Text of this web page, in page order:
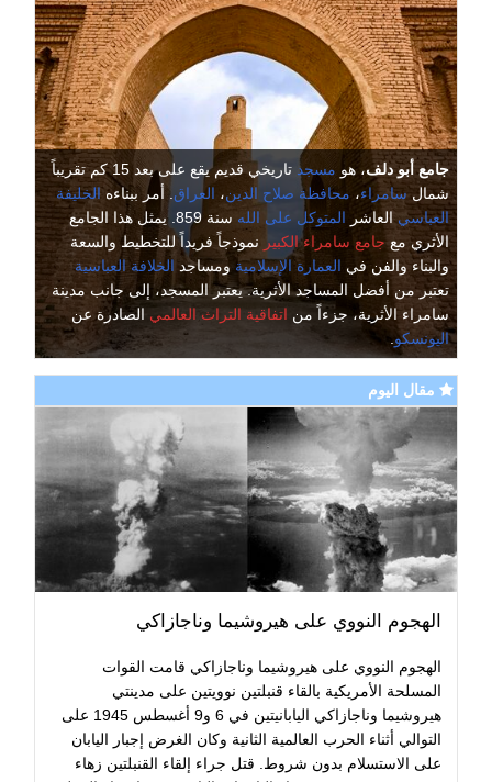
جامع أبو دلف، هو مسجد
تاريخي قديم يقع على بعد 15 كم تقريباً
شمالسامراء، محافظة صلاح الدين، العراق . أمر ببناءهالخليفة
العباسيالعاشر المتوكل على الله
سنة 859. يمثل هذا الجامع
الأثري مع جامع سامراء الكبير نموذجاً فريداً للتخطيط والسعة
والبناء والفن في العمارة الإسلامية ومساجد الخلافة العباسية
تعتبر من أفضل المساجد الأثرية. يعتبر المسجد، إلى جانب مدينة
سامراء الأثرية، جزءاً من اتفاقية التراث العالمي الصادرة عن
اليونسكو.
مقال اليوم
الهجوم النووي على هيروشيما وناجازاكي
الهجوم النووي على هيروشيما وناجازاكي قامت القوات
المسلحة الأمريكية بالقاء قنبلتين نوويتين على مدينتي
هيروشيما وناجازاكي اليابانيتين في 6 و9 أغسطس 1945 على
التوالي أثناء الحرب العالمية الثانية وكان الغرض إجبار اليابان
على الاستسلام بدون شروط. قتل جراء إلقاء القنبلتين زهاء